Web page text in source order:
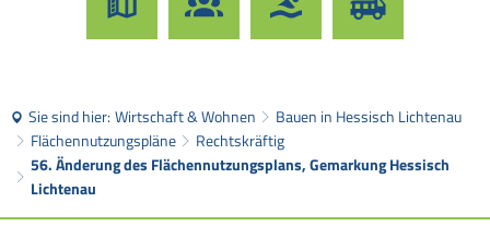
Sie sind hier: Wirtschaft & Wohnen
Bauen in Hessisch Lichtenau
Flächennutzungspläne
Rechtskräftig
56. Änderung des Flächennutzungsplans, Gemarkung Hessisch
Lichtenau